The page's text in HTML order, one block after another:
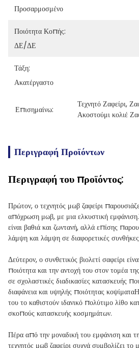
Προσαρμοσμένο
Ποιότητα Κοπής:
ΔΕ/ΔΕ
Τάξη:
Ακατέργαστο
Επισημαίνω:
Τεχνητό Ζαφείρι,
Ακοστούμι κολιέ
Περιγραφή Προϊόντων
Περιγραφή του προϊόντος:
Πρώτον, ο τεχνητός μωβ ζαφείρι
απόχρωση μωβ, με μια ελκυστική
είναι βαθιά και ζωντανή, αλλά επίσης
λάμψη και λάμψη σε διαφορετικές
Δεύτερον, ο συνθετικός βιολετί σαφείρι
ποιότητα και την αντοχή του στον τομέα
σε σχολαστικές διαδικασίες κατασκευής
διαφάνεια και υψηλής ποιότητας
του το καθιστούν ιδανικό πολύτιμο λίθο
σκοπούς κατασκευής κοσμημάτων.
Πέρα από την μοναδική του εμφάνιση και
τεχνητός μωβ ζαφείρι συχνά συμβολίζει το